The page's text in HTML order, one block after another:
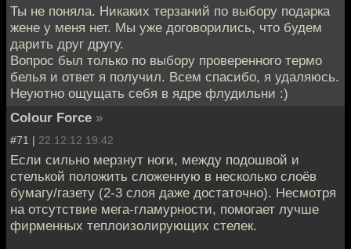
Ты не поняла. Никаких терзаний по выбору подарка
жене у меня нет. Мы уже договорились, что будем
дарить друг другу.
Вопрос был только по выбору проверенного термо
белья и ответ я получил. Всем спасибо, я удаляюсь.
Неуютно ощущать себя в ядре флудильни :)
Colour Force »
#71 | 22.12.12 19:42
Если сильно мерзнут ноги, между подошвой и
стелькой положить сложенную в несколько слоёв
бумагу/газету (2-3 слоя даже достаточно). Несмотря
на отсутствие мега-гламурности, помогает лучше
фирменных теплоизолирующих стелек.